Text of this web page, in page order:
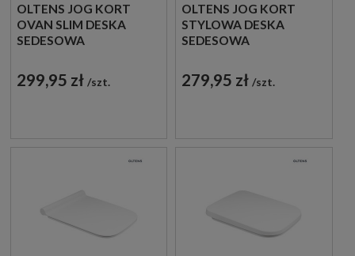
OLTENS JOG KORT
OVAN SLIM DESKA
SEDESOWA
BIAŁA 45114000
299,95 zł szt.
OLTENS JOG KORT
STYLOWA DESKA
SEDESOWA
BIAŁA 45115000
279,95 zł szt.